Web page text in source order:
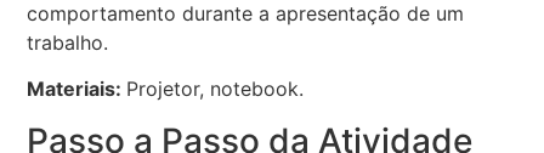
comportamento durante a apresentação de um
trabalho.
Materiais: Projetor, notebook.
Passo a Passo da Atividade